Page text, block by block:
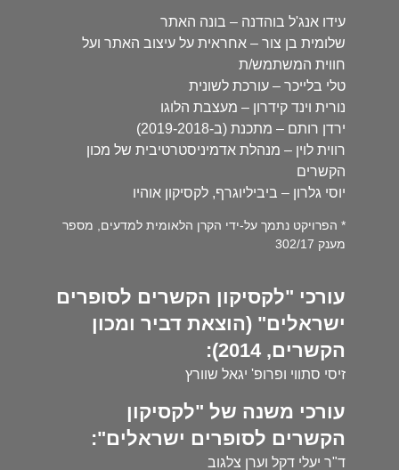
עידו אנג'ל בוהדנה – בונה האתר
שלומית בן צור – אחראית על עיצוב האתר ועל
חווית המשתמש/ת
טלי בלייכר – עורכת לשונית
נורית וינד קידרון – מעצבת הלוגו
ירדן רותם – מתכנת (ב-2019-2018)
רווית לוין – מנהלת אדמיניסטרטיבית של מכון
הקשרים
יוסי גלרון – ביביליוגרף, לקסיקון אוהיו
* הפרויקט נתמך על-ידי הקרן הלאומית למדעים, מספר
מענק 302/17
עורכי "לקסיקון הקשרים לסופרים
ישראלים" (הוצאת דביר ומכון
הקשרים, 2014):
זיסי סתווי ופרופ' יגאל שוורץ
עורכי משנה של "לקסיקון
הקשרים לסופרים ישראלים":
ד"ר יעלי דקל וערן צלגוב